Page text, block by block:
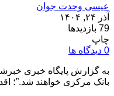
عیسی وحدت جوان
آذر ۲۴, ۱۴۰۴
79 بازدیدها
چاپ
0 دیدگاه ها
بانک مرکزی خواهند شد.”؛